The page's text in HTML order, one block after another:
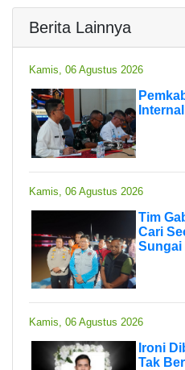
Berita Lainnya
Kamis, 06 Agustus 2026
Kamis, 06 Agustus 2026
Tim
Cari
Sungai
Kamis, 06 Agustus 2026
Ironi
Tak